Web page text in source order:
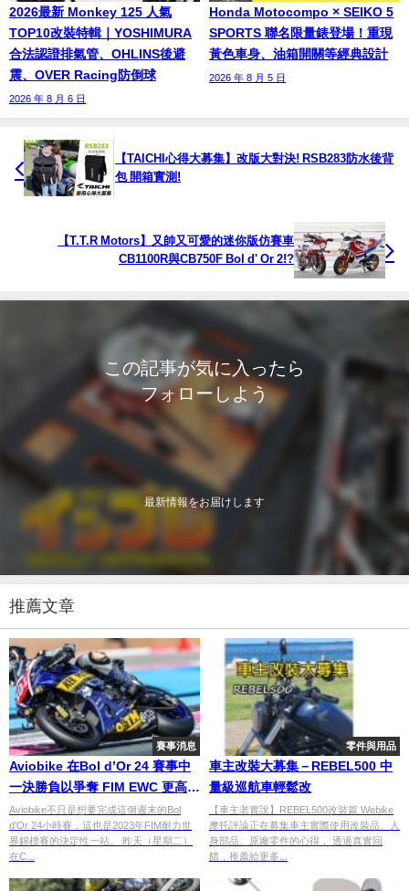
2026最新 Monkey 125 人氣
TOP10改裝特輯｜YOSHIMURA
合法認證排氣管、OHLINS後避
震、OVER Racing防倒球
2026 年 8 月 6 日
Honda Motocompo × SEIKO 5
SPORTS 聯名限量錶登場！重現
黃色車身、油箱開關等經典設計
2026 年 8 月 5 日
【TAICHI心得大募集】改版大對決! RSB283防水後背
包 開箱實測!
【T.T.R Motors】又帥又可愛的迷你版仿賽車
CB1100R與CB750F Bol d' Or 2!?
この記事が気に入ったら
フォローしよう
最新情報をお届けします
推薦文章
賽事消息
Aviobike 在Bol d’Or 24 賽事中
一決勝負以爭奪 FIM EWC 更高排
名
Aviobike不只是想要完成這個週末的Bol
d’Or 24小時賽，這也是2023年FIM耐力世
界錦標賽的決定性一站。 昨天（星期二）
在C...
零件與用品
車主改裝大募集－REBEL500 中
量級巡航車輕鬆改
【車主老實說】REBEL500改裝篇 Webike
摩托評論正在募集車主實際使用改裝品、人
身部品、原廠零件的心得， 透過真實回
饋，推薦給更多...